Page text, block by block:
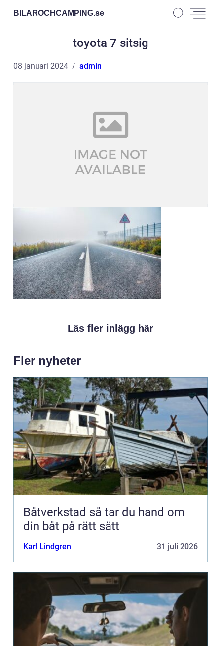
BILAROCHCAMPING.se
toyota 7 sitsig
08 januari 2024 admin
Läs fler inlägg här
Fler nyheter
Båtverkstad så tar du hand om
din båt på rätt sätt
Karl Lindgren 31 juli 2026